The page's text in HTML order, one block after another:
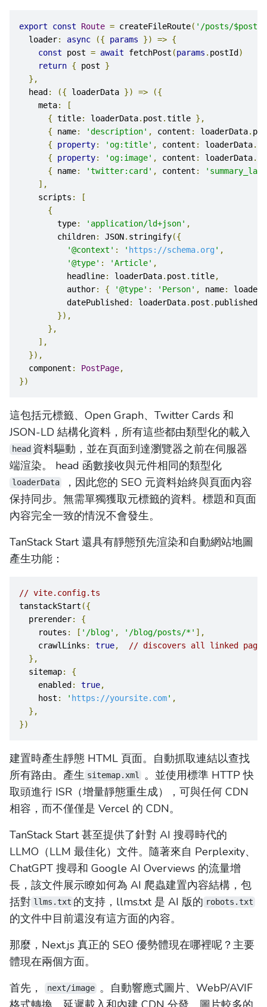
export const Route = createFileRoute( '/posts/
  loader
: async ({ params }) => {
const post = await fetchPost (params . postId )
return { post }
},
  head
: ({ loaderData }) =>
({
    meta
:
[
{ title: loaderData. post .title },
{ name: 'description' , content : loaderData.
{
property: 'og:title' , content : loaderData.
{
property: 'og:image' , content : loaderData.
{ name: 'twitter:card' , content :
],
    scripts
:
[
{
        type
: 'application/ld+json' ,
        children
: JSON. stringify({
'@context' : ' https://schema.org' ,
'@type' : 'Article' ,
          headline
: loaderData. post .title,
          author
: { '@type' : 'Person' , name:
          datePublished
: loaderData. post . publishedAt
}),
},
],
}),
  component
: PostPage,
})
這包括元標籤、Open Graph、Twitter Cards 和
JSON-LD 結構化資料，所有這些都由類型化的載入
head 資料驅動，並在頁面到達瀏覽器之前在伺服器
端渲染。 head 函數接收與元件相同的類型化
loaderData
，因此您的 SEO 元資料始終與頁面內容
保持同步。無需單獨獲取元標籤的資料。標題和頁面
內容完全一致的情況不會發生。
TanStack Start 還具有靜態預先渲染和自動網站地圖
產生功能：
// vite.config.ts
tanstackStart ({
  prerender
:
{
    routes
: [ '/blog' , '/blog/posts/*' ],
    crawlLinks
: true,
// discovers all linked
},
  sitemap
:
{
    enabled
: true,
    host
: ' https://yoursite.com' ,
},
})
建置時產生靜態 HTML 頁面。自動抓取連結以查找
所有路由。產生 sitemap.xml
。並使用標準 HTTP 快
取頭進行 ISR（增量靜態重生成），可與任何 CDN
相容，而不僅僅是 Vercel 的 CDN。
TanStack Start 甚至提供了針對 AI 搜尋時代的
LLMO（LLM 最佳化）文件。隨著來自 Perplexity、
ChatGPT 搜尋和 Google AI Overviews 的流量增
長，該文件展示瞭如何為 AI 爬蟲建置內容結構，包
括對 llms.txt 的支持，llms.txt 是 AI 版的 robots.txt
的文件中目前還沒有這方面的內容。
那麼，Next.js 真正的 SEO 優勢體現在哪裡呢？主要
體現在兩個方面。
首先，
next/image 。自動響應式圖片、WebP/AVIF